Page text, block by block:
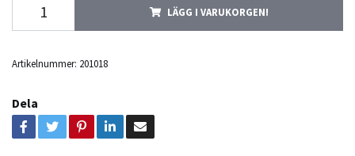
LÄGG I VARUKORGEN!
Artikelnummer: 201018
Dela